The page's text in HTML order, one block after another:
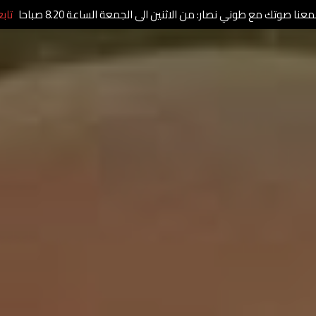
صوتك مع طوني نصار: من الاثنين الى الجمعة الساعة 8.20 صباحا